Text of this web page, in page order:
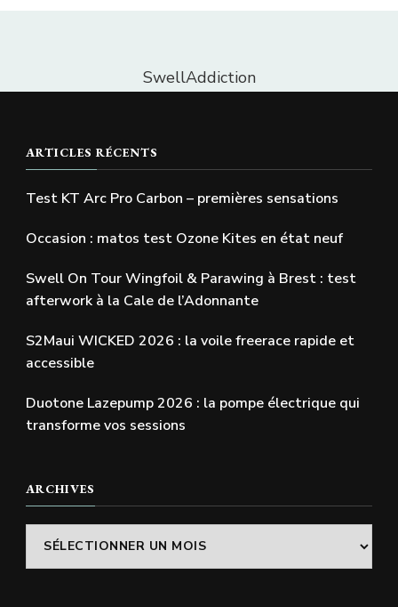
SwellAddiction
ARTICLES RÉCENTS
Test KT Arc Pro Carbon – premières sensations
Occasion : matos test Ozone Kites en état neuf
Swell On Tour Wingfoil & Parawing à Brest : test
afterwork à la Cale de l’Adonnante
S2Maui WICKED 2026 : la voile freerace rapide et
accessible
Duotone Lazepump 2026 : la pompe électrique qui
transforme vos sessions
ARCHIVES
Archives